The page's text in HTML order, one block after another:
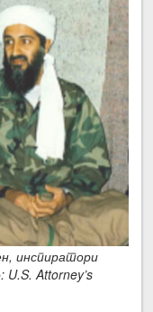
инспиратори
Attorney’s